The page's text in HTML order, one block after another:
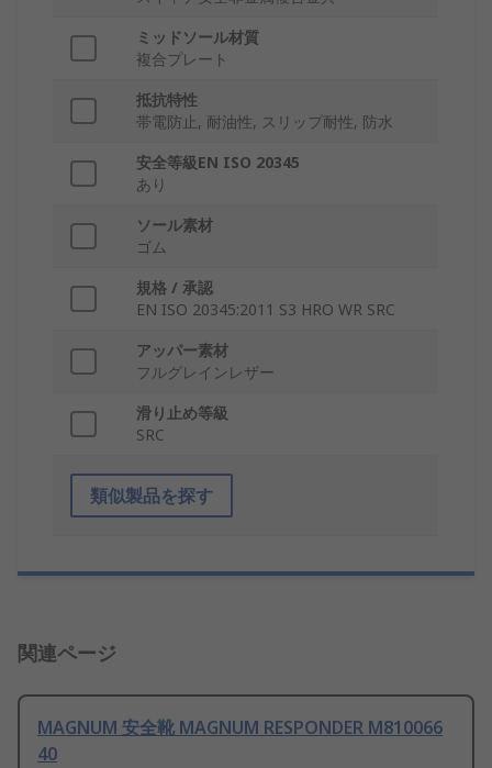
ミッドソール材質
複合プレート
抵抗特性
帯電防止, 耐油性, スリップ耐性, 防水
安全等級EN ISO 20345
あり
ソール素材
ゴム
規格 / 承認
EN ISO 20345:2011 S3 HRO WR SRC
アッパー素材
フルグレインレザー
滑り止め等級
SRC
類似製品を探す
関連ページ
MAGNUM 安全靴 MAGNUM RESPONDER M810066
40